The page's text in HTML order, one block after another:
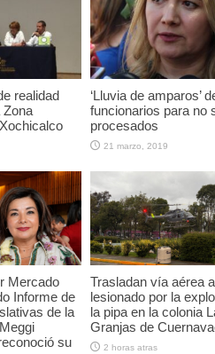
realidad
Zona
‘Lluvia de amparos’
funcionarios para no
procesados
21 marzo, 2019
Mercado
Informe de
de la
su
Trasladan vía aérea a
lesionado por la
la pipa en la colonia
Granjas de
2 horas atras